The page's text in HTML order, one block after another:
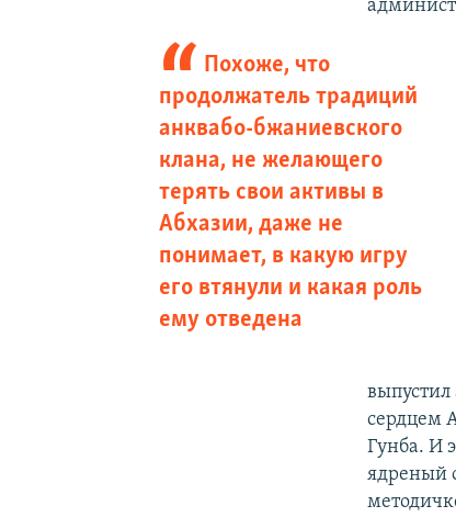
Похоже, что
продолжатель традиций
анквабо-бжаниевского
клана, не желающего
терять свои активы в
Абхазии, даже не
понимает, в какую игру
его втянули и какая роль
ему отведена
выпустил
сердцем
Гунба. И
ядреный